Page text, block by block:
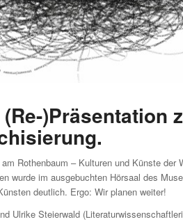
)Präsentation
Rothenbaum – Kulturen und Künste
wurde im ausgebuchten Hörsaal des
deutlich. Ergo: Wir planen weiter!
Ulrike Steierwald